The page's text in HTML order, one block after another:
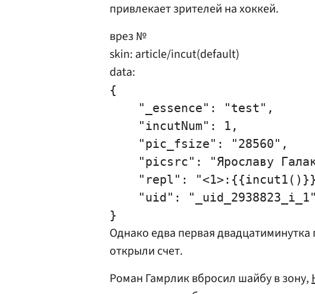
привлекает зрителей на хоккей.
врез №
skin: article/incut(default)
data:
{
    "_essence": "test",
    "incutNum": 1,
    "pic_fsize": "28560",
"picsrc": "Ярославу
"repl":
    "uid": "_uid_2938823_i_1"
Однако едва первая двадцатиминутка
открыли счет.
Роман Гамрлик вбросил шайбу в зону,